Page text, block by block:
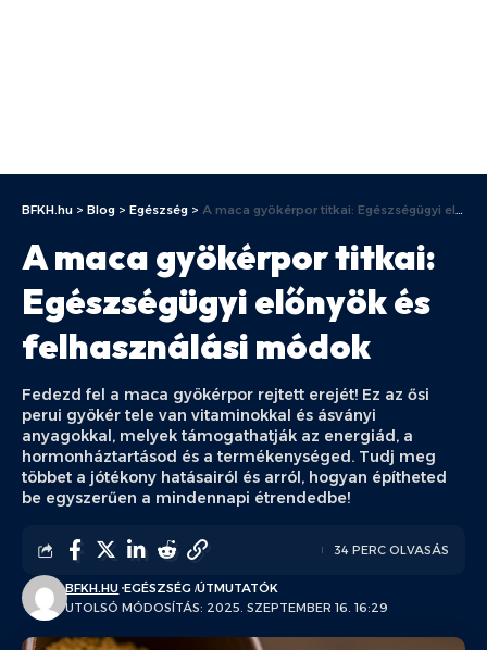
BFKH.hu > Blog > Egészség > A maca gyökérpor titkai: Egészségügyi előnyök és felhasználási módok
A maca gyökérpor titkai:
Egészségügyi előnyök és
felhasználási módok
Fedezd fel a maca gyökérpor rejtett erejét! Ez az ősi
perui gyökér tele van vitaminokkal és ásványi
anyagokkal, melyek támogathatják az energiád, a
hormonháztartásod és a termékenységed. Tudj meg
többet a jótékony hatásairól és arról, hogyan építheted
be egyszerűen a mindennapi étrendedbe!
UTOLSÓ MÓDOSÍTÁS: 2025. SZEPTEMBER 16. 16:29
BFKH.HU EGÉSZSÉG ÚTMUTATÓK
34 PERC OLVASÁS